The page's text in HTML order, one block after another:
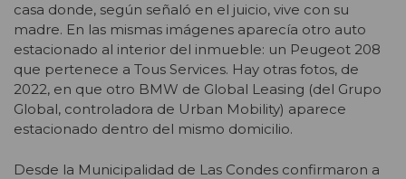
casa donde, según señaló en el juicio, vive con su
madre. En las mismas imágenes aparecía otro auto
estacionado al interior del inmueble: un Peugeot 208
que pertenece a Tous Services. Hay otras fotos, de
2022, en que otro BMW de Global Leasing (del Grupo
Global, controladora de Urban Mobility) aparece
estacionado dentro del mismo domicilio.
Desde la Municipalidad de Las Condes confirmaron a